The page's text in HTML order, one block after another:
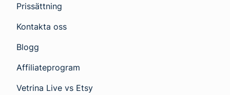
Prissättning
Kontakta oss
Blogg
Affiliateprogram
Vetrina Live vs Etsy